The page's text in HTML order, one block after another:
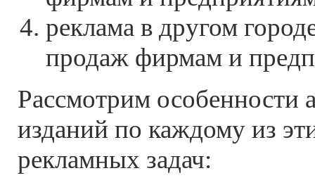
реклама в другом
продаж фирмам и
Рассмотрим особенности
изданий по каждому из
рекламных задач: